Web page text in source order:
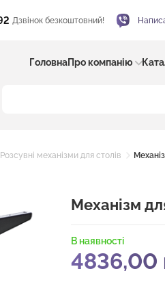
Дзвінок безкоштовний!
ГоловнаПро компанію
Розсувні механізми для столів
Механізм
В наявності
4836,00